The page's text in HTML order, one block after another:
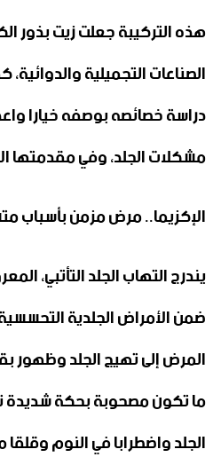
هذه التركيبة جعلت زيت
الصناعات التجميلية
دراسة خصائصه بوصفه خيارا
مشكلات الجلد، وفي مقدمتها
الإكزيما.. مرض مزمن بأسباب
يندرج التهاب الجلد التأتبي،
ضمن الأمراض الجلدية
المرض إلى تهيج الجلد وظهور
ما تكون مصحوبة بحكة شديدة
الجلد واضطرابا في النوم